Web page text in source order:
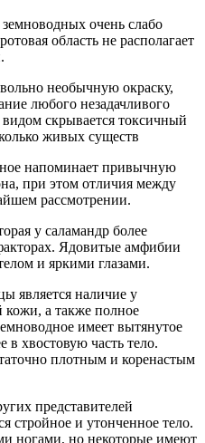
очень слабо
область не располагает
необычную окраску,
любого незадачливого
скрывается токсичный
живых существ
напоминает привычную
при этом отличия между
рассмотрении.
у саламандр более
Ядовитые амфибии
и яркими глазами.
является наличие у
кожи, а также полное
имеет вытянутое
хвостовую часть тело.
плотным и коренастым
представителей
стройное и утонченное тело.
ногами, но некоторые имеют